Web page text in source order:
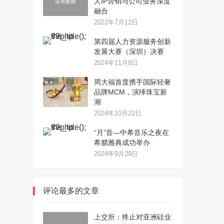
融合
2022年7月12日
第四届人力资源服务创新
发展大赛（深圳）决赛
2024年11月8日
周大福首度携手国际轻奢
品牌MCM，演绎珠宝新
潮
2024年10月22日
“月”音—中希音乐之夜在
希腊雅典成功举办
2024年9月29日
评论最多的文章
上交所：终止对亚洲硅业